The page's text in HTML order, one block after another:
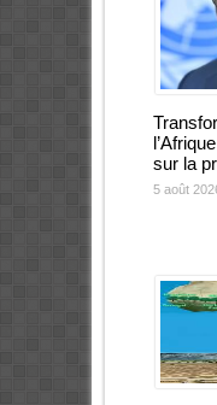
sur la
5 août